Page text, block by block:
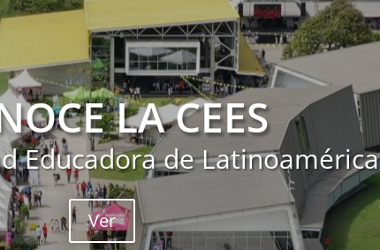
LA CEES
Educadora de Latinoamérica
Ver